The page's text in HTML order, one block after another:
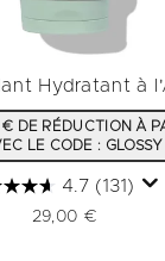
Hydratant à
DE RÉDUCTION À
LE CODE : GLOSSY
4.7 (131)
29,00 €